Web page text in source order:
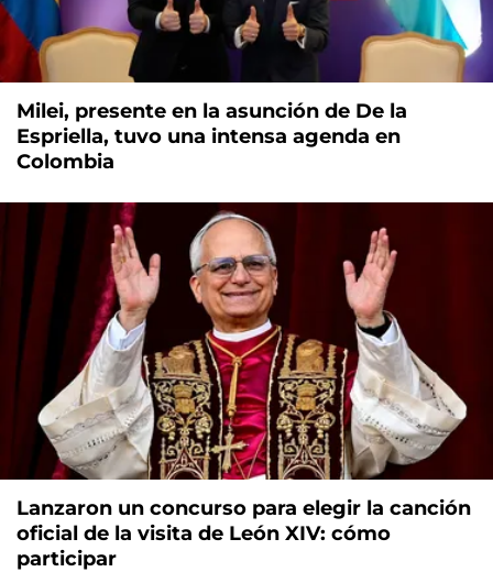
Milei, presente en la asunción de De la
Espriella, tuvo una intensa agenda en
Colombia
Lanzaron un concurso para elegir la canción
oficial de la visita de León XIV: cómo
participar